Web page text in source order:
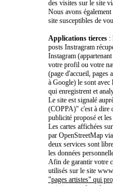
des visites sur le site
Nous avons
site susceptibles de
Applications tierces :
posts Instragram
Instagram
votre profil ou votre
(page d'accueil, pages
à Google) le sont
qui enregistrent et
Le site est signalé
(COPPA)" c'est à dire
publicité proposé et
Les cartes affichées
par OpenStreetMap
deux services sont
les données
Afin de garantir votre
utilisés sur le site
"pages artistes" qui